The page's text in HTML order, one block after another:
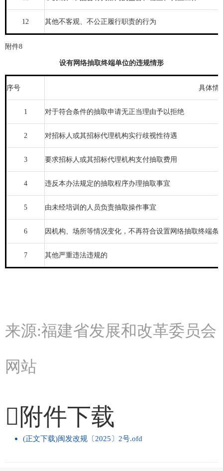
12 其他不客观、不公正履行职责的行为
附件8
设有网络抽取终端单位的违规情形
序号 具体情
1 对于符合条件的抽取申请无正当理由予以拒绝
2 对招标人或其招标代理机构实行歧视性待遇
3 要求招标人或其招标代理机构支付抽取费用
4 违反本办法规定的抽取程序办理抽取事宜
5 由未经培训的人员负责抽取操作事宜
6 因机构、场所等情况变化，不再符合设置网络抽取终端条
7 其他严重违法违规的
来源:福建省发展和改革委员会
网站
附件下载
(正文下载)闽发改规〔2025〕2号.ofd